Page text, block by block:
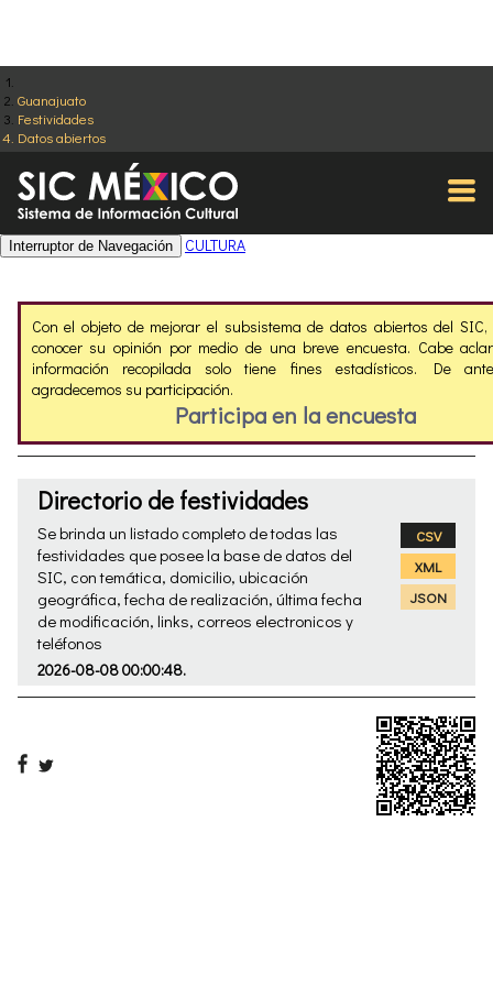
Guanajuato
Festividades
Datos abiertos
Interruptor de Navegación CULTURA
Con el objeto de mejorar el subsistema de datos abiertos del SIC,
conocer su opinión por medio de una breve encuesta. Cabe
información recopilada solo tiene fines estadísticos. De
agradecemos su participación.
Participa en la encuesta
Directorio de festividades
Se brinda un listado completo de todas las
festividades que posee la base de datos del
SIC, con temática, domicilio, ubicación
geográfica, fecha de realización, última fecha
de modificación, links, correos electronicos y
teléfonos
2026-08-08 00:00:48.
CSV
XML
JSON